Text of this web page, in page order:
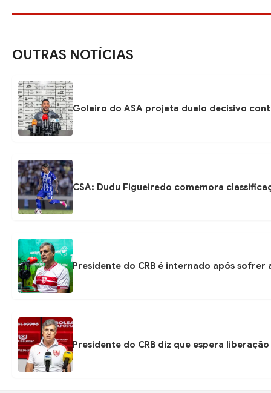
OUTRAS NOTÍCIAS
Goleiro do ASA projeta duelo decisivo
CSA: Dudu Figueiredo comemora
Presidente do CRB é internado após
Presidente do CRB diz que espera